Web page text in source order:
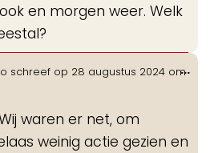
en morgen weer. Welk
schreef op 28 augustus 2024 om
waren er net, om
weinig actie gezien en
...